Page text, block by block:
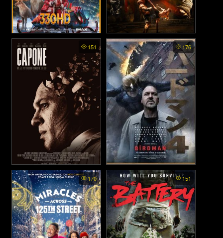
Red One - เรดวัน (2024)
Kickboxer: Retaliation -
สังเวียนแค้น สังเวียนชีวิต 6
(2018)
151
Capone (2020)
176
Birdman - เบิร์ดแมน มายาดาว
(2014)
170 151